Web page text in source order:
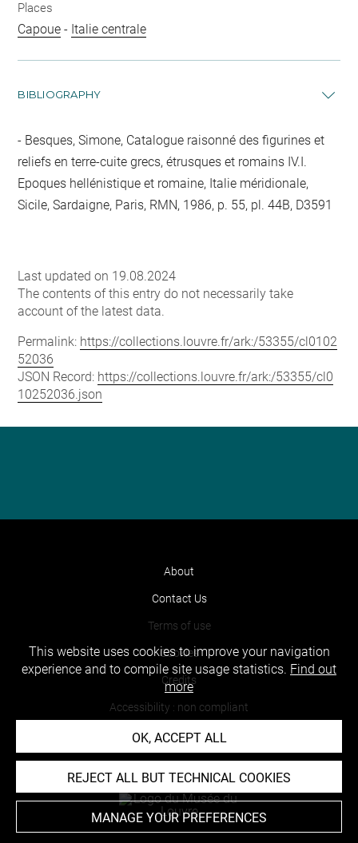
Places
Capoue - Italie centrale
BIBLIOGRAPHY
Besques, Simone, Catalogue raisonné des figurines et
reliefs en terre-cuite grecs, étrusques et romains IV.I.
Epoques hellénistique et romaine, Italie méridionale,
Sicile, Sardaigne, Paris, RMN, 1986, p. 55, pl. 44B, D3591
Last updated on 19.08.2024
The contents of this entry do not necessarily take
account of the latest data.
Permalink: https://collections.louvre.fr/ark:/53355/cl0102
52036
JSON Record: https://collections.louvre.fr/ark:/53355/cl0
10252036.json
About
Contact Us
Terms of use
Cookies
Credits
Accessibility : non compliant
This website uses cookies to improve your navigation
experience and to compile site usage statistics. Find out
more
OK, ACCEPT ALL
REJECT ALL BUT TECHNICAL COOKIES
MANAGE YOUR PREFERENCES